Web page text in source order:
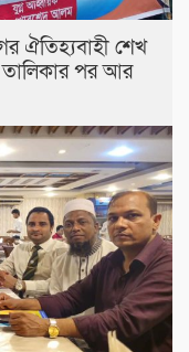
ঐতিহ্যবাহী শেখ
তালিকার পর আর